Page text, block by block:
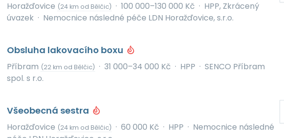
Horažďovice (24 km od Bělčic) · 100 000–130 000 Kč · HPP, Zkrácený
úvazek · Nemocnice následné péče LDN Horažďovice, s.r.o.
Obsluha lakovacího boxu
Příbram (22 km od Bělčic) · 31 000–34 000 Kč · HPP · SENCO Příbram
spol. s r.o.
Všeobecná sestra
Horažďovice (24 km od Bělčic) · 60 000 Kč · HPP · Nemocnice následné